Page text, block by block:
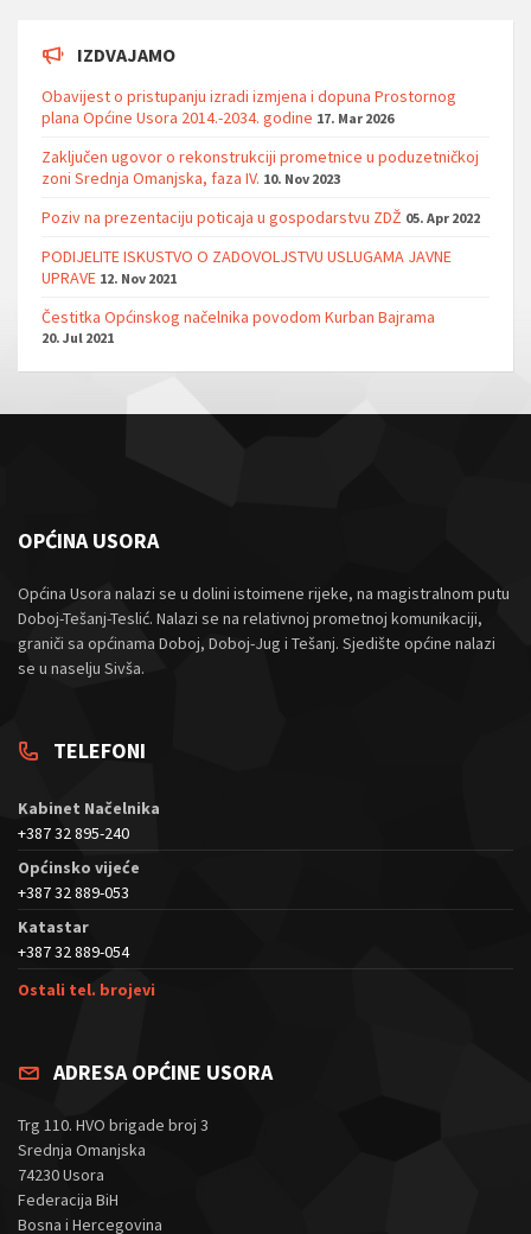
IZDVAJAMO
Obavijest o pristupanju izradi izmjena i dopuna Prostornog
plana Općine Usora 2014.-2034. godine 17. Mar 2026
Zaključen ugovor o rekonstrukciji prometnice u poduzetničkoj
zoni Srednja Omanjska, faza IV. 10. Nov 2023
Poziv na prezentaciju poticaja u gospodarstvu ZDŽ 05. Apr 2022
PODIJELITE ISKUSTVO O ZADOVOLJSTVU USLUGAMA JAVNE
UPRAVE 12. Nov 2021
Čestitka Općinskog načelnika povodom Kurban Bajrama
20. Jul 2021
OPĆINA USORA
Općina Usora nalazi se u dolini istoimene rijeke, na magistralnom putu
Doboj-Tešanj-Teslić. Nalazi se na relativnoj prometnoj komunikaciji,
graniči sa općinama Doboj, Doboj-Jug i Tešanj. Sjedište općine nalazi
se u naselju Sivša.
TELEFONI
Kabinet Načelnika
+387 32 895-240
Općinsko vijeće
+387 32 889-053
Katastar
+387 32 889-054
Ostali tel. brojevi
ADRESA OPĆINE USORA
Trg 110. HVO brigade broj 3
Srednja Omanjska
74230 Usora
Federacija BiH
Bosna i Hercegovina